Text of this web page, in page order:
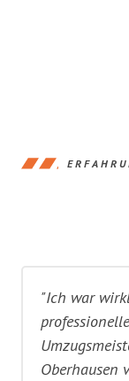
"Ich war
Oberhausen